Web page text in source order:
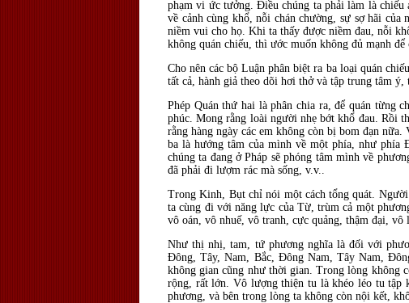
phạm vi ức tưởng. Điều chúng ta phải làm là chiếu
về cảnh cùng khổ, nỗi chán chường, sự sợ hãi
niềm vui cho họ. Khi ta thấy được niềm đau, nỗi
không quán chiếu, thì ước muốn không đủ mạnh để
Cho nên các bộ Luận phân biệt ra ba loại quán
tất cả, hành giả theo dõi hơi thở và tập trung tâm
Phép Quán thứ hai là phân chia ra, để quán
phúc. Mong rằng loài người nhẹ bớt khổ đau. Rồi
rằng hàng ngày các em không còn bị bom đạn
ba là hướng tâm của mình về một phía, như
chúng ta đang ở Pháp sẽ phóng tâm mình về
đã phải đi lượm rác mà sống, v.v..
Trong Kinh, Bụt chỉ nói một cách tổng quát.
ta cùng đi với năng lực của Từ, trùm cả một
vô oán, vô nhuế, vô tranh, cực quảng, thậm đại, vô
Như thị nhị, tam, tứ phương nghĩa là đối với
Đông, Tây, Nam, Bắc, Đông Nam, Tây Nam,
không gian cũng như thời gian. Trong lòng không
rộng, rất lớn. Vô lượng thiện tu là khéo léo tu tập
phương, và bên trong lòng ta không còn nội kết,